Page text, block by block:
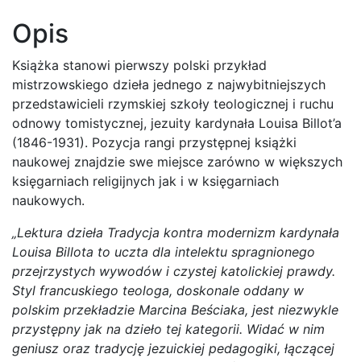
Opis
Książka stanowi pierwszy polski przykład
mistrzowskiego dzieła jednego z najwybitniejszych
przedstawicieli rzymskiej szkoły teologicznej i ruchu
odnowy tomistycznej, jezuity kardynała Louisa Billot’a
(1846-1931). Pozycja rangi przystępnej książki
naukowej znajdzie swe miejsce zarówno w większych
księgarniach religijnych jak i w księgarniach
naukowych.
„Lektura dzieła Tradycja kontra modernizm kardynała
Louisa Billota to uczta dla intelektu spragnionego
przejrzystych wywodów i czystej katolickiej prawdy.
Styl francuskiego teologa, doskonale oddany w
polskim przekładzie Marcina Beściaka, jest niezwykle
przystępny jak na dzieło tej kategorii. Widać w nim
geniusz oraz tradycję jezuickiej pedagogiki, łączącej